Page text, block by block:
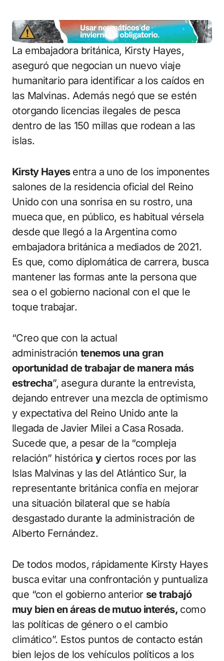
La embajadora británica, Kirsty Hayes,
aseguró que negocian un nuevo viaje
humanitario para identificar a los caídos en
las Malvinas. Además negó que se estén
otorgando licencias ilegales de pesca
dentro de las 150 millas que rodean a las
islas.
Kirsty Hayes entra a uno de los imponentes
salones de la residencia oficial del Reino
Unido con una sonrisa en su rostro, una
mueca que, en público, es habitual vérsela
desde que llegó a la Argentina como
embajadora británica a mediados de 2021.
Es que, como diplomática de carrera, busca
mantener las formas ante la persona que
sea o el gobierno nacional con el que le
toque trabajar.
“Creo que con la actual
administración tenemos una gran
oportunidad de trabajar de manera más
estrecha”, asegura durante la entrevista,
dejando entrever una mezcla de optimismo
y expectativa del Reino Unido ante la
llegada de Javier Milei a Casa Rosada.
Sucede que, a pesar de la “compleja
relación” histórica yciertos roces por las
Islas Malvinas y las del Atlántico Sur, la
representante británica confía en mejorar
una situación bilateral que se había
desgastado durante la administración de
Alberto Fernández.
De todos modos, rápidamente Kirsty Hayes
busca evitar una confrontación y puntualiza
que “con el gobierno anterior se trabajó
muy bien en áreas de mutuo interés, como
las políticas de género o el cambio
climático”. Estos puntos de contacto están
bien lejos de los vehículos políticos a los